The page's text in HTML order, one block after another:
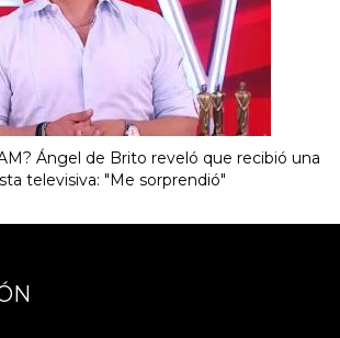
Ángel de Brito reveló que recibió una
televisiva: "Me sorprendió"